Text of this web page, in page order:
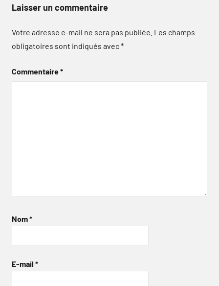
Laisser un commentaire
Votre adresse e-mail ne sera pas publiée. Les champs
obligatoires sont indiqués avec*
Commentaire*
Nom*
E-mail *